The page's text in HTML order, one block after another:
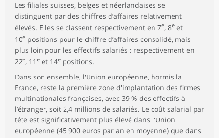
Les filiales suisses, belges et néerlandaises se
distinguent par des chiffres d’affaires relativement
élevés. Elles se classent respectivement en 7e, 8e et
10e positions pour le chiffre d’affaires consolidé, mais
plus loin pour les effectifs salariés : respectivement en
22e, 11 e et 14e positions.
Dans son ensemble, l'Union européenne, hormis la
France, reste la première zone d'implantation des firmes
multinationales françaises, avec 39 % des effectifs à
l’étranger, soit 2,4 millions de salariés. Le coût salarial par
tête est significativement plus élevé dans l'Union
européenne (45 900 euros par an en moyenne) que dans